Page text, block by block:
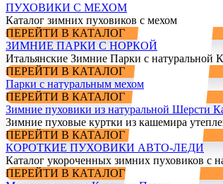
ПУХОВИКИ С МЕХОМ
Каталог зимних пуховиков с мехом
ПЕРЕЙТИ В КАТАЛОГ
ЗИМНИЕ ПАРКИ С НОРКОЙ
Итальянские Зимние Парки с натуральной
ПЕРЕЙТИ В КАТАЛОГ
Парки с натуральным мехом
ПЕРЕЙТИ В КАТАЛОГ
Зимние пуховики из натуральной Шерсти
Зимние пуховые куртки из кашемира
ПЕРЕЙТИ В КАТАЛОГ
КОРОТКИЕ ПУХОВИКИ АВТО-ЛЕДИ
Каталог укороченных зимних пуховиков с
ПЕРЕЙТИ В КАТАЛОГ